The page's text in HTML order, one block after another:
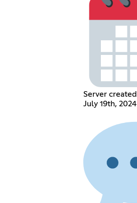
Server created
July 19th, 2024